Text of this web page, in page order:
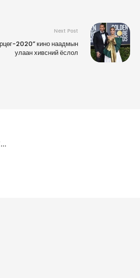
Next Post
2020” кино наадмын
улаан хивсний ёслол